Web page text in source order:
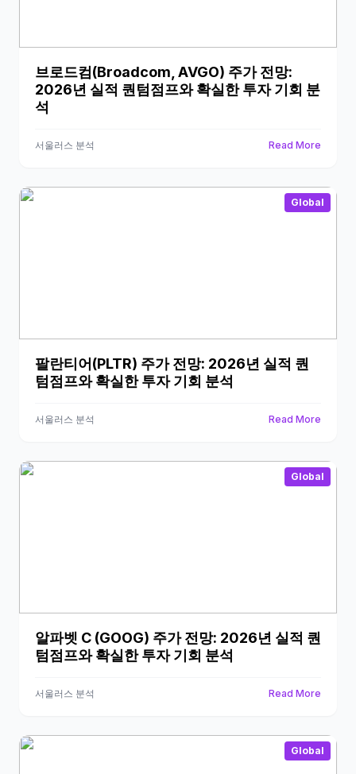
브로드컴(Broadcom, AVGO) 주가 전망:
2026년 실적 퀀텀점프와 확실한 투자 기회 분
석
서울러스 분석 Read More
Global
팔란티어(PLTR) 주가 전망: 2026년 실적 퀀
텀점프와 확실한 투자 기회 분석
서울러스 분석 Read More
Global
알파벳 C (GOOG) 주가 전망: 2026년 실적 퀀
텀점프와 확실한 투자 기회 분석
서울러스 분석 Read More
Global